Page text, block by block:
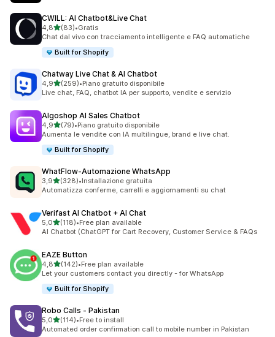
CWILL: AI Chatbot&Live Chat
4,8stelle su 5
(83)
83 recensioni totali
•Gratis
Chat dal vivo con tracciamento intelligente e FAQ automatiche
Built for Shopify
Chatway Live Chat & AI Chatbot
4,9stelle su 5
(259)
259 recensioni totali
•Piano gratuito disponibile
Live chat, FAQ, chatbot IA per supporto, vendite e servizio
Algoshop AI Sales Chatbot
4,9stelle su 5
(79)
79 recensioni totali
•Piano gratuito disponibile
Aumenta le vendite con IA multilingue, brand e live chat.
Built for Shopify
WhatFlow‑Automazione WhatsApp
3,9stelle su 5
(328)
328 recensioni totali
•Installazione gratuita
Automatizza conferme, carrelli e aggiornamenti su chat
Verifast AI Chatbot + AI Chat
5,0stelle su 5
(118)
118 recensioni totali
•Free plan available
AI Chatbot (ChatGPT for Cart Recovery, Customer Service & FAQs
EAZE Button
4,8stelle su 5
(142)
142 recensioni totali
•Free plan available
Let your customers contact you directly - for WhatsApp
Built for Shopify
Robo Calls ‑ Pakistan
5,0stelle su 5
(114)
114 recensioni totali
•Free to install
Automated order confirmation call to mobile number in Pakistan